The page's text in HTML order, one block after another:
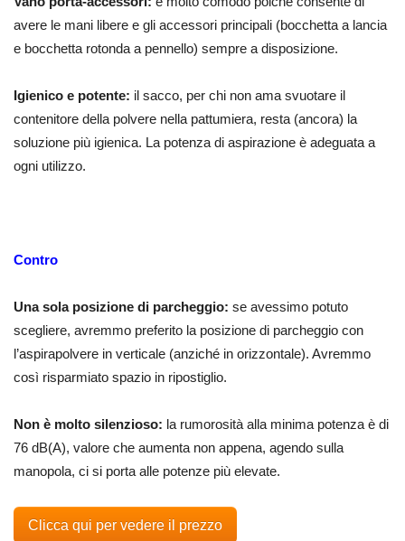
avere le mani libere e gli accessori principali (bocchetta a lancia
e bocchetta rotonda a pennello) sempre a disposizione.
Igienico e potente: il sacco, per chi non ama svuotare il
contenitore della polvere nella pattumiera, resta (ancora) la
soluzione più igienica. La potenza di aspirazione è adeguata a
ogni utilizzo.
Contro
Una sola posizione di parcheggio: se avessimo potuto
scegliere, avremmo preferito la posizione di parcheggio con
l’aspirapolvere in verticale (anziché in orizzontale). Avremmo
così risparmiato spazio in ripostiglio.
Non è molto silenzioso: la rumorosità alla minima potenza è di
76 dB(A), valore che aumenta non appena, agendo sulla
manopola, ci si porta alle potenze più elevate.
Clicca qui per vedere il prezzo